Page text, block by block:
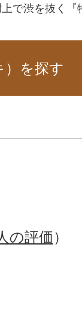
で渋を抜く『
）を探す
の評価）